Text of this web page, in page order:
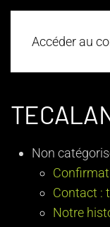
Accéder au
Non
Contact :
Notre